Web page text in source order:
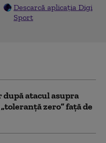
Descarcă aplicația Digi
Sport
atacul asupra
zero” față de